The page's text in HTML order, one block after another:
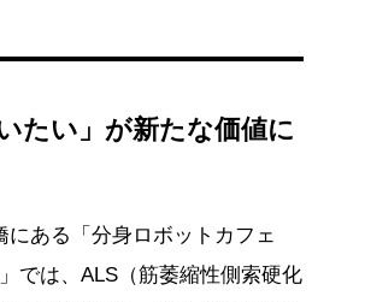
たい」が新たな価値に
ある「分身ロボットカフェ
では、ALS（筋萎縮性側索硬化